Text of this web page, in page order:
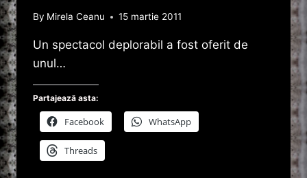
By Mirela Ceanu 15 martie 2011
Un spectacol deplorabil a fost oferit de
unul…
Partajează asta:
Facebook WhatsApp
Threads